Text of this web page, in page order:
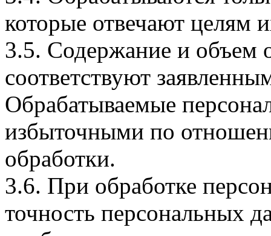
которые отвечают целям
3.5. Содержание и объем
соответствуют
Обрабатываемые
избыточными по
обработки.
3.6. При обработке
точность персональных